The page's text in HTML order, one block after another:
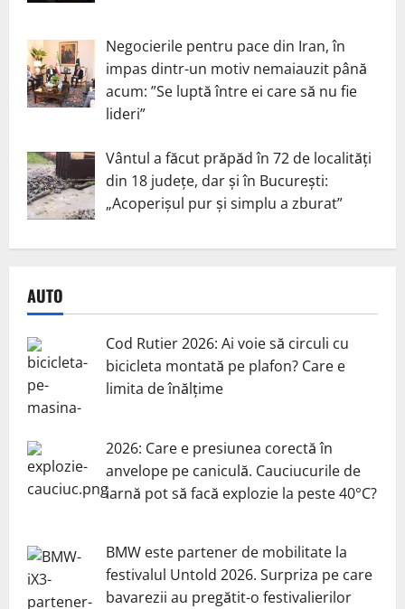
Negocierile pentru pace din Iran, în
impas dintr-un motiv nemaiauzit până
acum: ”Se luptă între ei care să nu fie
lideri”
Vântul a făcut prăpăd în 72 de localități
din 18 județe, dar și în București:
„Acoperișul pur și simplu a zburat”
AUTO
Cod Rutier 2026: Ai voie să circuli cu
bicicleta montată pe plafon? Care e
limita de înălțime
2026: Care e presiunea corectă în
anvelope pe caniculă. Cauciucurile de
iarnă pot să facă explozie la peste 40°C?
BMW este partener de mobilitate la
festivalul Untold 2026. Surpriza pe care
bavarezii au pregătit-o festivalierilor